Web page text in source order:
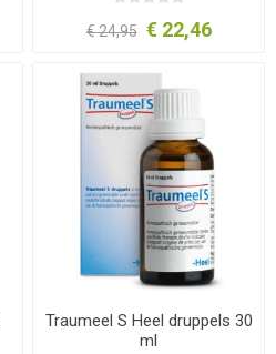
€ 24,95 € 22,46
Traumeel S Heel druppels 30
ml